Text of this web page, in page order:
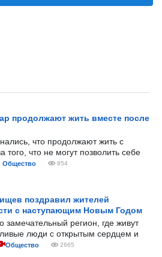
продолжают жить вместе после
что продолжают жить с
что не могут позволить себе
Общество 854
поздравил жителей
с наступающим Новым Годом
замечательный регион, где живут
люди с открытым сердцем и
Общество 2665